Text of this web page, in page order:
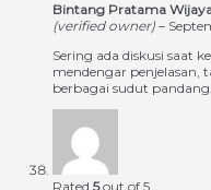
Bintang Pratama
(verified owner) –
Sering ada diskusi saat
mendengar penjelasan,
berbagai sudut pandang.
Rated 5out of 5